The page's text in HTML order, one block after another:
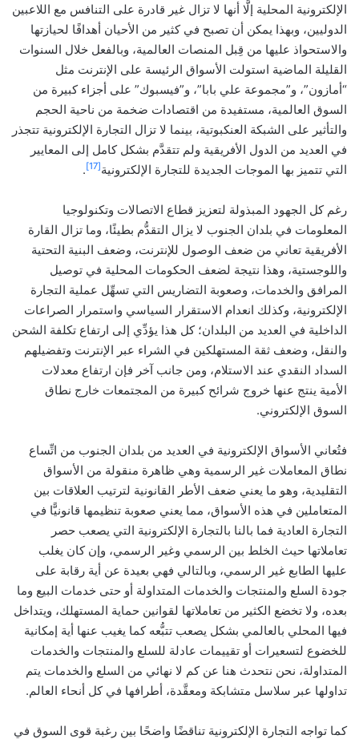
الإلكترونية المحلية إلَّا أنها لا تزال غير قادرة على التنافس مع اللاعبين
الدوليين، وبهذا يمكن أن تصبح في كثير من الأحيان أهدافًا لحيازتها
والاستحواذ عليها من قِبل المنصات العالمية، وبالفعل خلال السنوات
القليلة الماضية استولت الأسواق الرئيسة على الإنترنت مثل
“أمازون”، و”مجموعة علي بابا”، و”فيسبوك” على أجزاء كبيرة من
السوق العالمية، مستفيدة من اقتصادات ضخمة من ناحية الحجم
والتأثير على الشبكة العنكبوتية، بينما لا تزال التجارة الإلكترونية تتجذر
في العديد من الدول الأفريقية ولم تتقدَّم بشكل كامل إلى المعايير
التي تتميز بها الموجات الجديدة للتجارة الإلكترونية[17]
.
رغم كل الجهود المبذولة لتعزيز قطاع الاتصالات وتكنولوجيا
المعلومات في بلدان الجنوب لا يزال التقدُّم بطيئًا، وما تزال القارة
الأفريقية تعاني من ضعف الوصول للإنترنت، وضعف البنية التحتية
واللوجستية، وهذا نتيجة لضعف الحكومات المحلية في توصيل
المرافق والخدمات، وصعوبة التضاريس التي تسهِّل عملية التجارة
الإلكترونية، وكذلك انعدام الاستقرار السياسي واستمرار الصراعات
الداخلية في العديد من البلدان؛ كل هذا يؤدِّي إلى ارتفاع تكلفة الشحن
والنقل، وضعف ثقة المستهلكين في الشراء عبر الإنترنت وتفضيلهم
السداد النقدي عند الاستلام، ومن جانب آخر فإن ارتفاع معدلات
الأمية ينتج عنها خروج شرائح كبيرة من المجتمعات خارج نطاق
السوق الإلكتروني.
فتُعاني الأسواق الإلكترونية في العديد من بلدان الجنوب من اتِّساع
نطاق المعاملات غير الرسمية وهي ظاهرة منقولة من الأسواق
التقليدية، وهو ما يعني ضعف الأطر القانونية لترتيب العلاقات بين
المتعاملين في هذه الأسواق، مما يعني صعوبة تنظيمها قانونيًّا في
التجارة العادية فما بالنا بالتجارة الإلكترونية التي يصعب حصر
تعاملاتها حيث الخلط بين الرسمي وغير الرسمي، وإن كان يغلب
عليها الطابع غير الرسمي، وبالتالي فهي بعيدة عن أية رقابة على
جودة السلع والمنتجات والخدمات المتداولة أو حتى خدمات البيع وما
بعده، ولا تخضع الكثير من تعاملاتها لقوانين حماية المستهلك، ويتداخل
فيها المحلي بالعالمي بشكل يصعب تتبُّعه كما يغيب عنها أية إمكانية
للخضوع لتسعيرات أو تقييمات عادلة للسلع والمنتجات والخدمات
المتداولة، نحن نتحدث هنا عن كم لا نهائي من السلع والخدمات يتم
تداولها عبر سلاسل متشابكة ومعقَّدة، أطرافها في كل أنحاء العالم.
كما تواجه التجارة الإلكترونية تناقضًا واضحًا بين رغبة قوى السوق في